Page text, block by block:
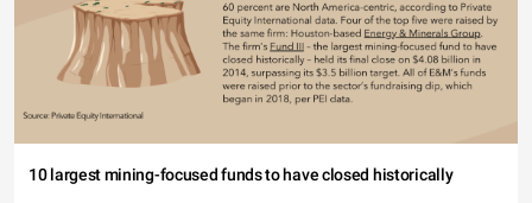
10 largest mining-focused funds to have closed historically